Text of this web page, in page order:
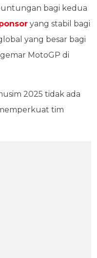
bagi kedua
yang stabil bagi
yang besar bagi
MotoGP di
2025 tidak ada
tim